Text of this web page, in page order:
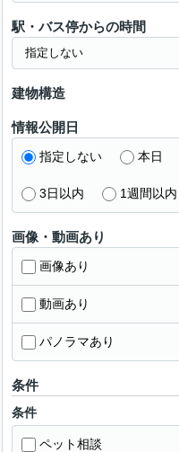
駅・バス停からの時間
建物構造
情報公開日
指定しない 本日
3日以内 1週間以内
画像・動画あり
画像あり
動画あり
パノラマあり
条件
条件
ペット相談